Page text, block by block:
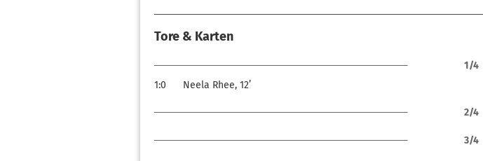
Tore & Karten
1/4
1:0
Neela Rhee, 12’
2/4
3/4